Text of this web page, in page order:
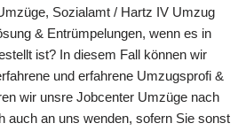
Sozialamt / Hartz IV Umzug
& Entrümpelungen, wenn es in
ist? In diesem Fall können wir
und erfahrene Umzugsprofi &
wir unsre Jobcenter Umzüge nach
auch an uns wenden, sofern Sie sonst